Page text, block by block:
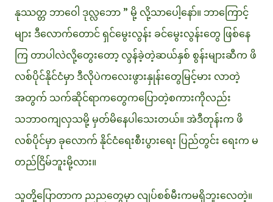
နုဿတ္တ ဘာဝေါ ဒုလ္လဘော ” မို့ လို့သာပေါ့နော်။ ဘာကြောင့်
များ ဒီလောက်တောင် ရှင်မွေးလွန်း ခင်မွေးလွန်းတွေ ဖြစ်နေ
ကြ တာပါလဲလို့တွေးတော့ လွန်ခဲ့တဲ့ဆယ်နှစ် စွန်းများဆီက ဖိ
လစ်ပိုင်နိုင်ငံမှာ ဒီလိုပဲကလေးဖွားနှုန်းတွေမြင့်မား လာတဲ့
အတွက် သက်ဆိုင်ရာကတွေကပြောတဲ့စကားကိုလည်း
သဘာဝကျလှသမို့ မှတ်မိနေပါသေးတယ်။ အဲဒီတုန်းက ဖိ
လစ်ပိုင်မှာ ခုလောက် နိုင်ငံရေးစီးပွားရေး ပြည်တွင်း ရေးက မ
တည်ငြိမ်ဘူးမို့လား။
သူတို့ပြောတာက ညညတွေမှာ လျပ်စစ်မီးကမရှိဘူးလေတဲ့။